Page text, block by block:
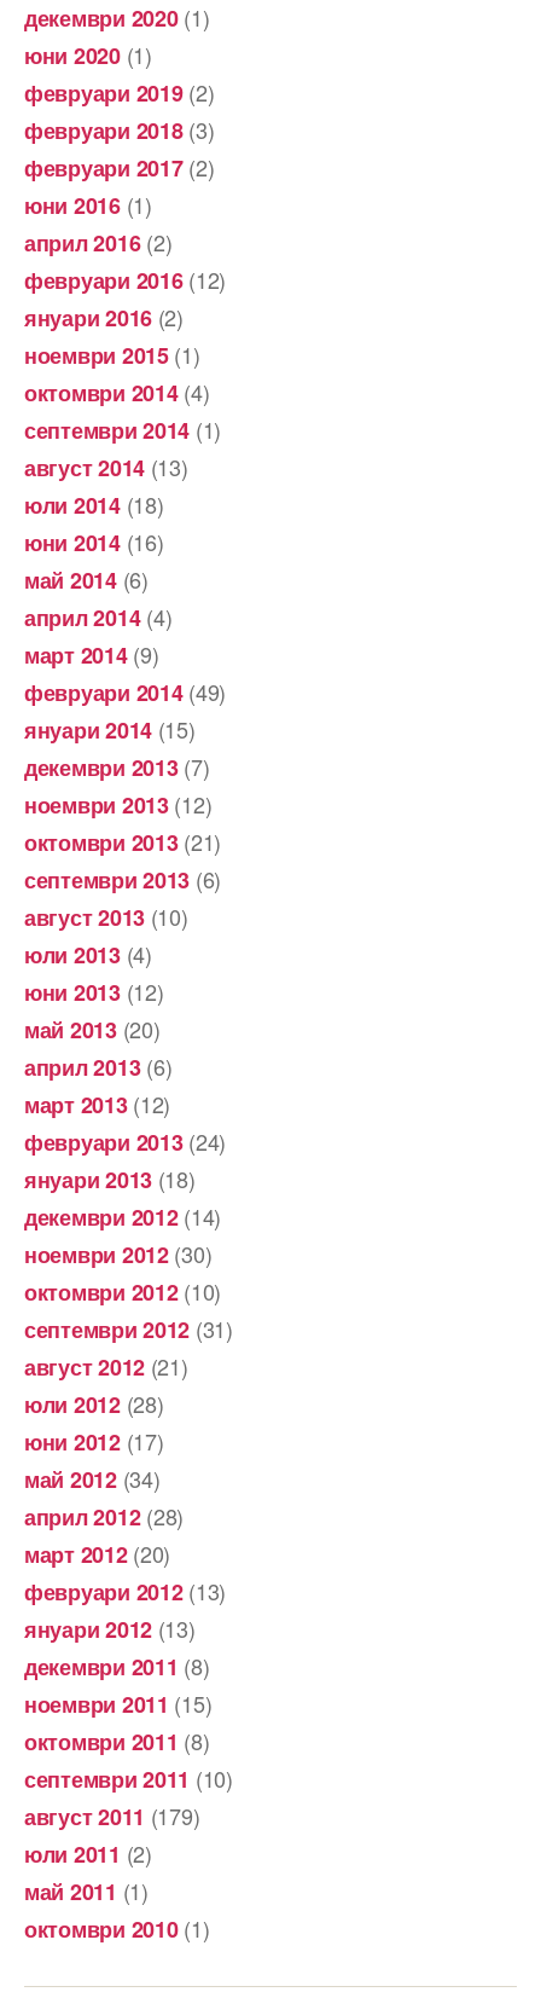
декември 2020(1)
юни 2020(1)
февруари 2019(2)
февруари 2018(3)
февруари 2017(2)
юни 2016(1)
април 2016(2)
февруари 2016(12)
януари 2016 (2)
ноември 2015(1)
октомври 2014(4)
септември 2014 (1)
август 2014 (13)
юли 2014(18)
юни 2014(16)
май 2014(6)
април 2014(4)
март 2014(9)
февруари 2014(49)
януари 2014 (15)
декември 2013(7)
ноември 2013(12)
октомври 2013(21)
септември 2013 (6)
август 2013 (10)
юли 2013(4)
юни 2013(12)
май 2013(20)
април 2013(6)
март 2013(12)
февруари 2013(24)
януари 2013 (18)
декември 2012(14)
ноември 2012(30)
октомври 2012(10)
септември 2012 (31)
август 2012 (21)
юли 2012(28)
юни 2012(17)
май 2012(34)
април 2012(28)
март 2012(20)
февруари 2012(13)
януари 2012 (13)
декември 2011 (8)
ноември 2011 (15)
октомври 2011 (8)
септември 2011 (10)
август 2011 (179)
юли 2011 (2)
май 2011 (1)
октомври 2010(1)